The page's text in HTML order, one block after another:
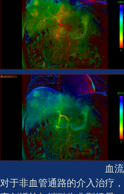
血
对于非血管通路的介入治疗